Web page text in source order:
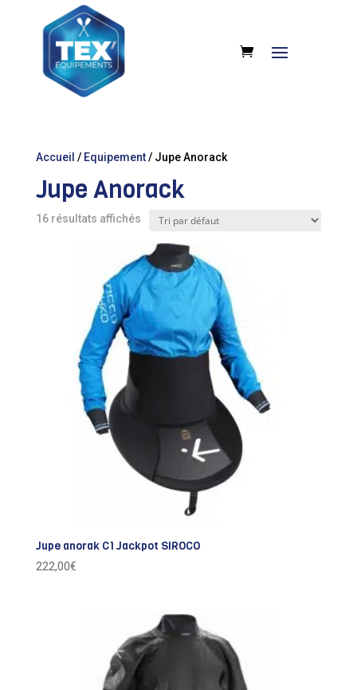
Accueil / Equipement/ Jupe Anorack
Jupe Anorack
16 résultats affichés
Jupe anorak C1 Jackpot SIROCO
222,00€